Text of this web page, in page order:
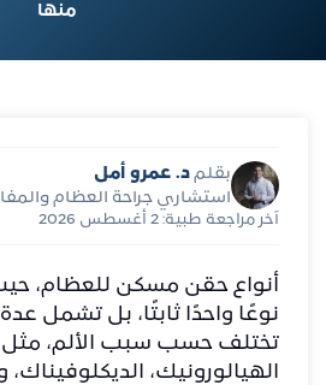
منها
بقلم د. عمرو أمل
استشاري جراحة العظام
آخر مراجعة طبية: 2 أغسطس 2026
أنواع حقن مسكن للعظام،
نوعًا واحدًا ثابتًا، بل تشمل
تختلف حسب سبب الألم، مثل
الهيالورونيك، الديكلوفيناك،